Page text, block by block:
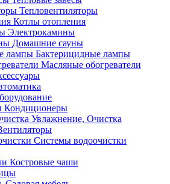
Тепловентиляторы
Котлы отопления
Электрокамины
Домашние сауны
Бактерицидные лампы
Масляные обогреватели
Кондиционеры
Увлажнение, Очистка
Системы водоочистки
Костровые чаши